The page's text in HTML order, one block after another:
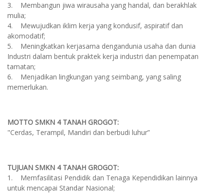
3. Membangun jiwa wirausaha yang handal, dan berakhlak
mulia;
4. Mewujudkan iklim kerja yang kondusif, aspiratif dan
akomodatif;
5. Meningkatkan kerjasama dengandunia usaha dan dunia
Industri dalam bentuk praktek kerja industri dan penempatan
tamatan;
6. Menjadikan lingkungan yang seimbang, yang saling
memerlukan.
MOTTO SMKN 4 TANAH GROGOT:
"Cerdas, Terampil, Mandiri dan berbudi luhur”
TUJUAN SMKN 4 TANAH GROGOT:
1. Memfasilitasi Pendidik dan Tenaga Kependidikan lainnya
untuk mencapai Standar Nasional;